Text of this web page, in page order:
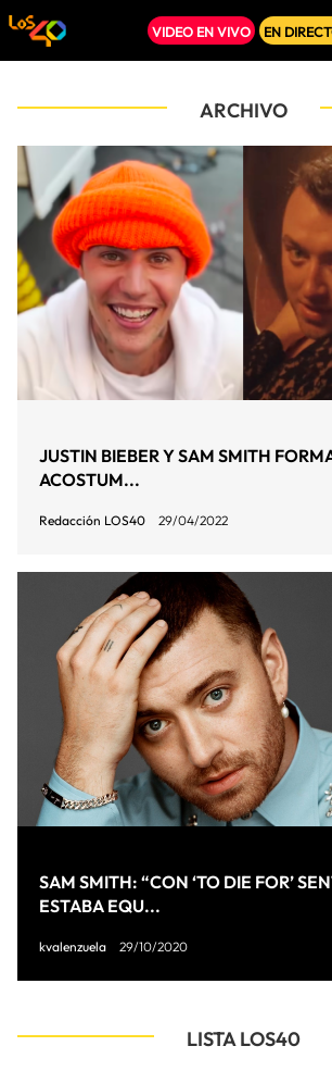
VIDEO EN VIVO EN
ARCHIVO
JUSTIN BIEBER Y SAM SMITH
ACOSTUM...
Redacción LOS40 29/04/2022
SAM SMITH: “CON ‘TO DIE FOR’
ESTABA EQU...
kvalenzuela 29/10/2020
LISTA LOS40